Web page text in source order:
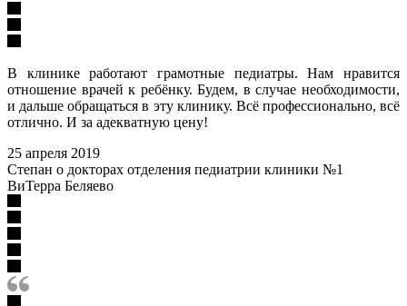
В клинике работают грамотные педиатры. Нам нравится
отношение врачей к ребёнку. Будем, в случае необходимости,
и дальше обращаться в эту клинику. Всё профессионально, всё
отлично. И за адекватную цену!
25 апреля 2019
Степан о докторах отделения педиатрии клиники №1
ВиТерра Беляево